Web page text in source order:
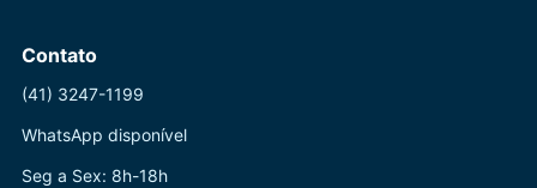
Contato
(41) 3247-1199
WhatsApp disponível
Seg a Sex: 8h-18h